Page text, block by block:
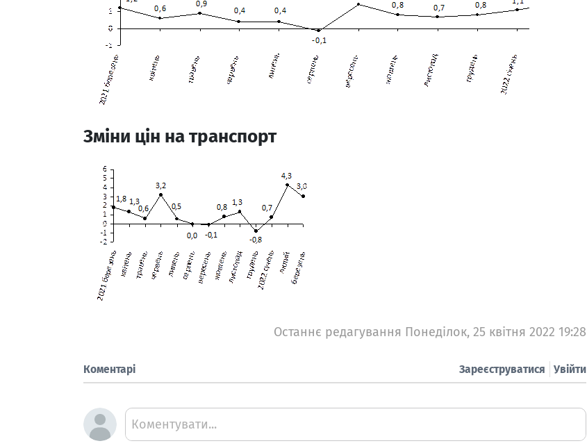
Зміни цін на транспорт
Останнє редагування Понеділок, 25 квітня 2022 19:28
Коментарі Увійти
Зареєструватися
Коментувати...